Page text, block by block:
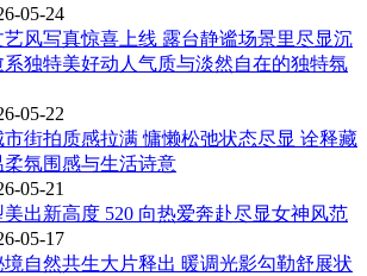
05-24
风写真惊喜上线 露台静谧场景里尽显沉
独特美好动人气质与淡然自在的独特氛
05-22
街拍质感拉满 慵懒松弛状态尽显 诠释藏
氛围感与生活诗意
05-21
出新高度 520 向热爱奔赴尽显女神风范
05-17
自然共生大片释出 暖调光影勾勒舒展状